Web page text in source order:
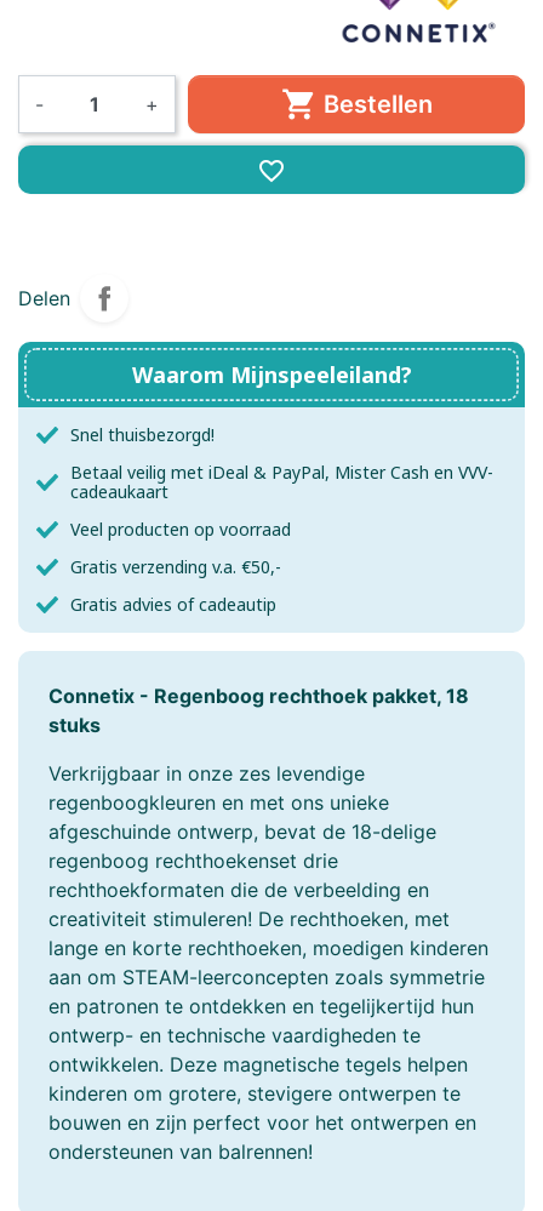
- +  Bestellen
favorite_border
Delen
Waarom Mijnspeeleiland?
Snel thuisbezorgd!
Betaal veilig met iDeal & PayPal, Mister Cash en VVV-
cadeaukaart
Veel producten op voorraad
Gratis verzending v.a. €50,-
Gratis advies of cadeautip
Connetix - Regenboog rechthoek pakket, 18
stuks
Verkrijgbaar in onze zes levendige
regenboogkleuren en met ons unieke
afgeschuinde ontwerp, bevat de 18-delige
regenboog rechthoekenset drie
rechthoekformaten die de verbeelding en
creativiteit stimuleren! De rechthoeken, met
lange en korte rechthoeken, moedigen kinderen
aan om STEAM-leerconcepten zoals symmetrie
en patronen te ontdekken en tegelijkertijd hun
ontwerp- en technische vaardigheden te
ontwikkelen. Deze magnetische tegels helpen
kinderen om grotere, stevigere ontwerpen te
bouwen en zijn perfect voor het ontwerpen en
ondersteunen van balrennen!